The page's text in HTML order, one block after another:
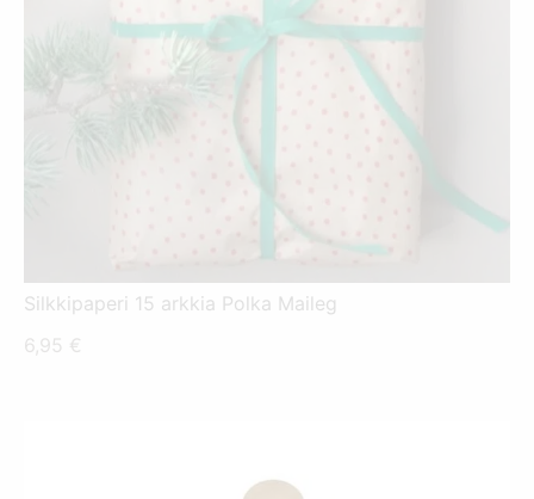
Silkkipaperi 15 arkkia Polka Maileg
6,95 €